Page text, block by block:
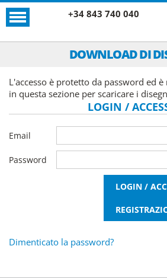
+34 843 740 040
DOWNLOAD DI
L'accesso è protetto da password ed
in questa sezione per scaricare i
LOGIN /
Email
Password
Dimenticato la password?